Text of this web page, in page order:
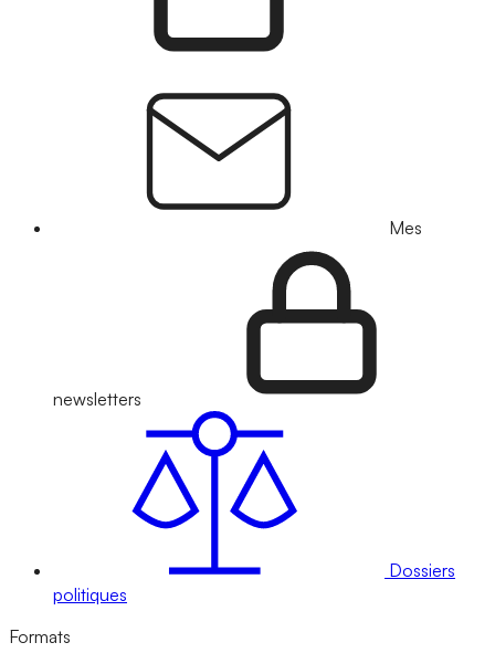
Mes
newsletters
Dossiers
politiques
Formats